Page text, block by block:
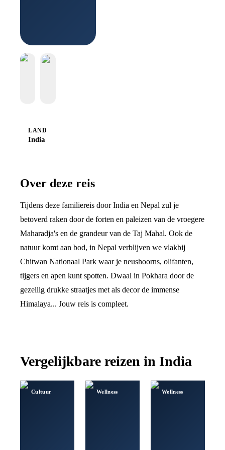
LAND
India
Over deze reis
Tijdens deze familiereis door India en Nepal zul je
betoverd raken door de forten en paleizen van de vroegere
Maharadja's en de grandeur van de Taj Mahal. Ook de
natuur komt aan bod, in Nepal verblijven we vlakbij
Chitwan Nationaal Park waar je neushoorns, olifanten,
tijgers en apen kunt spotten. Dwaal in Pokhara door de
gezellig drukke straatjes met als decor de immense
Himalaya... Jouw reis is compleet.
Vergelijkbare reizen in India
Cultuur Wellness Wellness